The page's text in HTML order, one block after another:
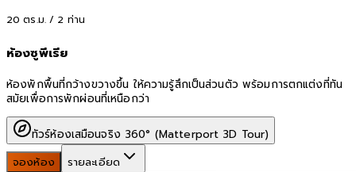
20 ตร.ม. / 2 ท่าน
ห้องซูพีเรีย
ห้องพักพื้นที่กว้างขวางขึ้น ให้ความรู้สึกเป็นส่วนตัว พร้อมการตกแต่งที่ทัน
สมัยเพื่อการพักผ่อนที่เหนือกว่า
ทัวร์ห้องเสมือนจริง 360° (Matterport 3D Tour)
จองห้อง
รายละเอียด